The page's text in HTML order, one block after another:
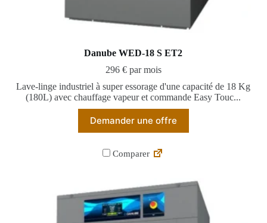
Danube WED-18 S ET2
296 € par mois
Lave-linge industriel à super essorage d'une capacité de 18 Kg
(180L) avec chauffage vapeur et commande Easy Touc...
Demander une offre
Comparer